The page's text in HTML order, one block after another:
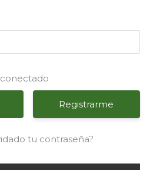
Registrarme
tu contraseña?